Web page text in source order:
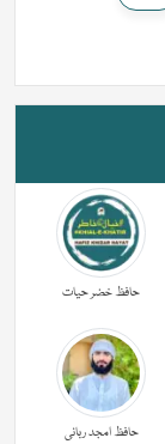
حافظ خضر حیات
حافظ امجد ربانی